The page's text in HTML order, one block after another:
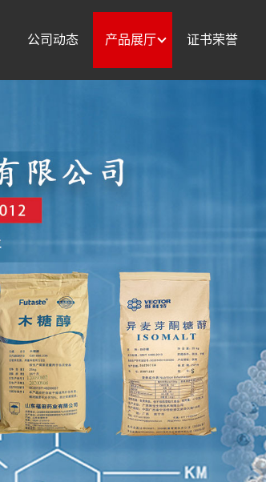
公司动态 产品展厅 证书荣誉